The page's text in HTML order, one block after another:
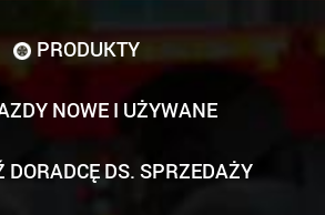
PRODUKTY
NOWE I UŻYWANE
DS. SPRZEDAŻY